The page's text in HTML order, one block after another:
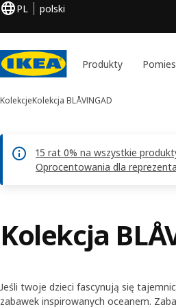
PL polski
Produkty
KolekcjeKolekcja BLÅVINGAD
15 rat 0% na wszystkie
Oprocentowania dla
Kolekcja
Jeśli twoje dzieci fascynują się
zabawek inspirowanych oceanem.